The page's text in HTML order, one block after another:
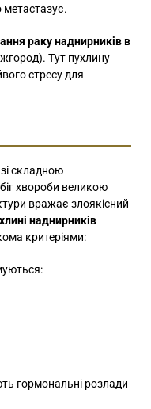
метастазує.
раку наднирників в
Тут пухлину
стресу для
складною
хвороби великою
вражає злоякісний
наднирників
критеріями:
гормональні розлади